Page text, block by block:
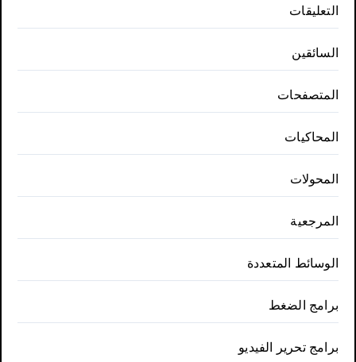
التعليقات
السائقين
المتصفحات
المحاكيات
المحولات
المرجعية
الوسائط المتعددة
برامج الضغط
برامج تحرير الفيديو